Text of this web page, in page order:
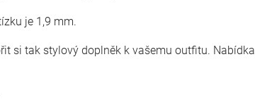
je 1,9 mm.
si tak stylový doplněk k vašemu outfitu. Nabídka